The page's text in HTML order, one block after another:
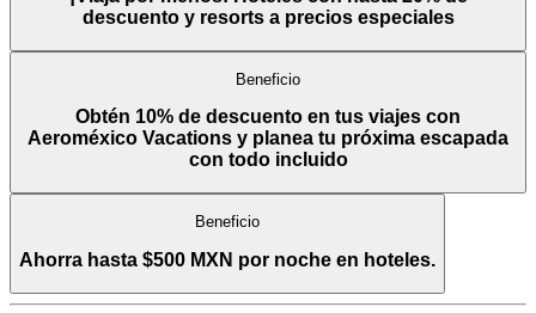
descuento y resorts a precios especiales
Beneficio
Obtén 10% de descuento en tus viajes con
Aeroméxico Vacations y planea tu próxima escapada
con todo incluido
Beneficio
Ahorra hasta $500 MXN por noche en hoteles.